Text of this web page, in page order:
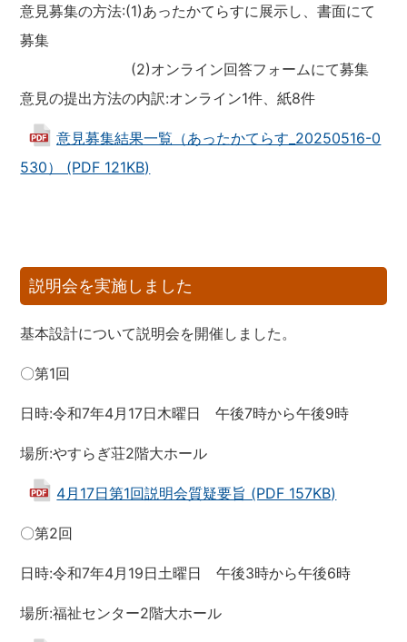
意見募集の方法:(1)あったかてらすに展示し、書面にて
募集
(2)オンライン回答フォームにて募集
意見の提出方法の内訳:オンライン1件、紙8件
意見募集結果一覧（あったかてらす_20250516-0
530） (PDF 121KB)
説明会を実施しました
基本設計について説明会を開催しました。
〇第1回
日時:令和7年4月17日木曜日 午後7時から午後9時
場所:やすらぎ荘2階大ホール
4月17日第1回説明会質疑要旨 (PDF 157KB)
〇第2回
日時:令和7年4月19日土曜日 午後3時から午後6時
場所:福祉センター2階大ホール